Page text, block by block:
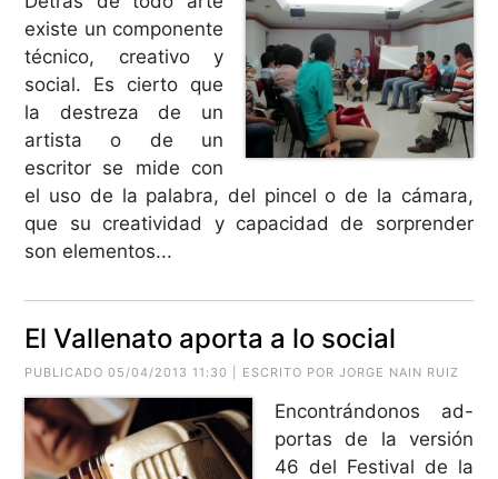
existe un componente
técnico, creativo y
social. Es cierto que
la destreza de un
artista o de un
escritor se mide con
el uso de la palabra, del pincel o de la cámara,
que su creatividad y capacidad de sorprender
son elementos...
El Vallenato aporta a lo social
PUBLICADO 05/04/2013 11:30 | ESCRITO PORJORGE NAIN RUIZ
Encontrándonos ad-
portas de la versión
46 del Festival de la